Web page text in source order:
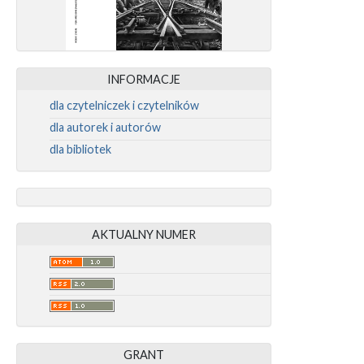
INFORMACJE
dla czytelniczek i czytelników
dla autorek i autorów
dla bibliotek
AKTUALNY NUMER
GRANT